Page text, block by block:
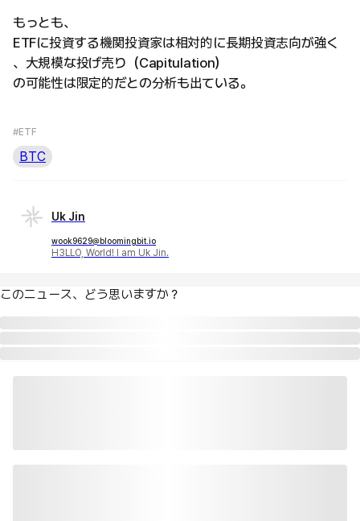
もっとも、
ETFに投資する機関投資家は相対的に長期投資志向が強く
、大規模な投げ売り（Capitulation）
の可能性は限定的だとの分析も出ている。
#ETF
BTC
Uk Jin
wook9629@bloomingbit.io
H3LLO, World! I am Uk Jin.
このニュース、どう思いますか？